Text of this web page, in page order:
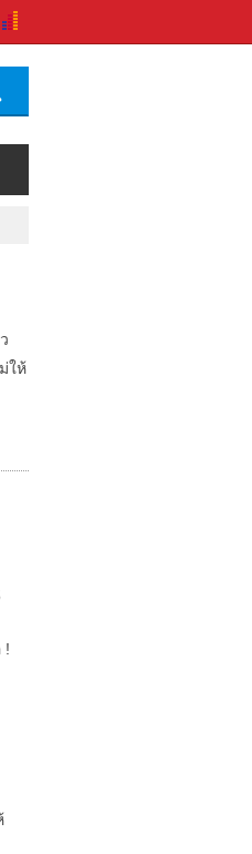
ให้
!